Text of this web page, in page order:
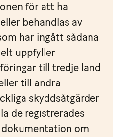
för att ha
behandlas av
har ingått sådana
uppfyller
till tredje land
till andra
skyddsåtgärder
de registrerades
om